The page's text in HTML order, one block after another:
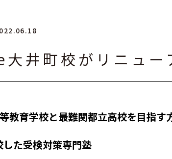
井町校がリニュー
教育学校と最難関都立高校を目指す
た受検対策専門塾